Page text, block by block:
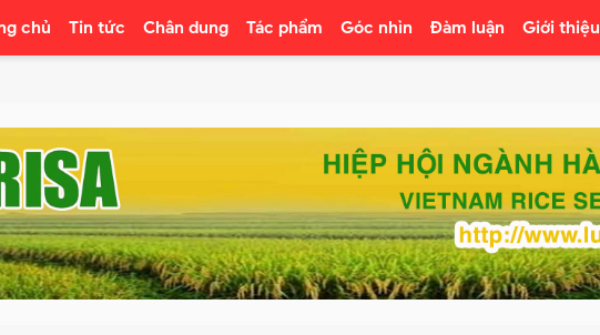
chủ Tin tức Chân dung Tác phẩm Góc nhìn Đàm luận Giới thiệu